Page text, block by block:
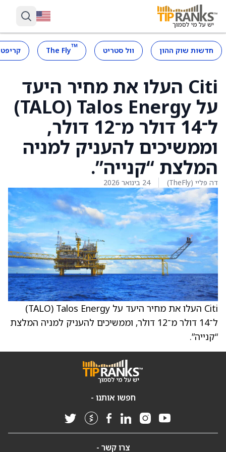
חדשות שוק ההון וול סטריט ™
The Fly
Citi העלו את מחיר היעד
על Talos Energy ‏(TALO)
ל־14 דולר מ־12 דולר,
וממשיכים להעניק למניה
המלצת “קנייה”.
דה פליי (TheFly) 24 בינואר 2026
Citi העלו את מחיר היעד על Talos Energy ‏(TALO)
ל־14 דולר מ־12 דולר, וממשיכים להעניק למניה המלצת
“קנייה”.
חפשו אותנו -
צרו קשר -